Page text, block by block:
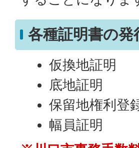
各種証明書の発
仮換地証明
底地証明
保留地権利登
幅員証明